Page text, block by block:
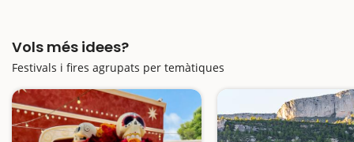
Vols més idees?
Festivals i fires agrupats per temàtiques